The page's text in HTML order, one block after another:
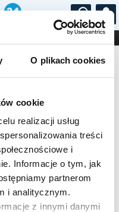
O plikach cookies
cookie
realizacji usług
treści
i
Informacje o tym, jak
partnerom
i analitycznym.
z innymi danymi
...
STAND-UP
na wydarzenie